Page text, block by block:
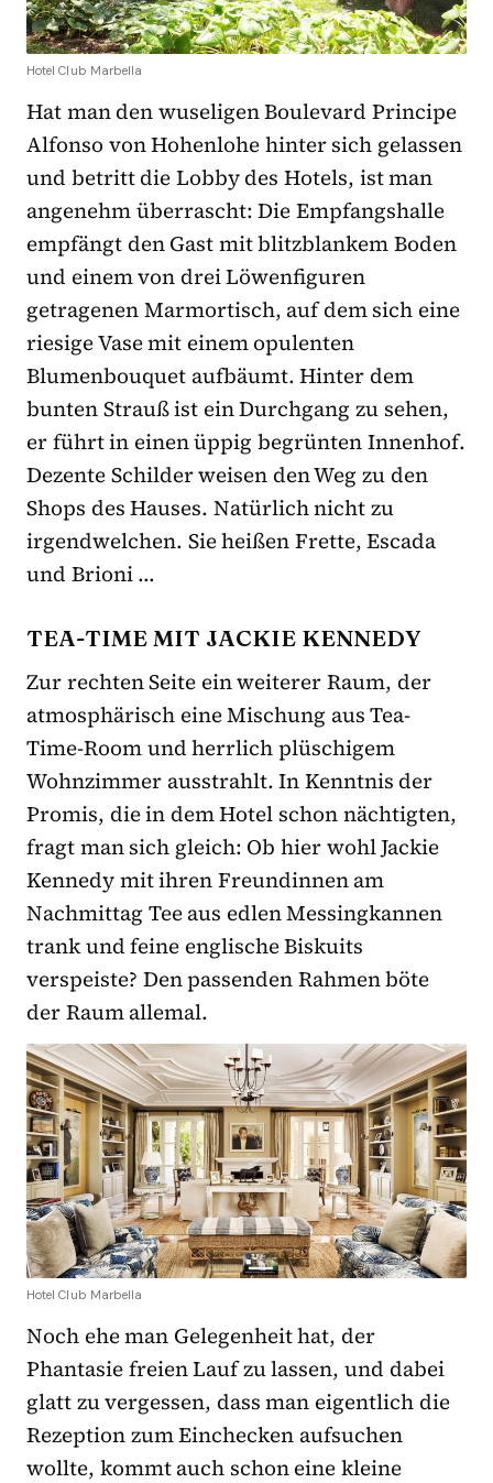
Hotel Club Marbella
Hat man den wuseligen Boulevard Principe
Alfonso von Hohenlohe hinter sich gelassen
und betritt die Lobby des Hotels, ist man
angenehm überrascht: Die Empfangshalle
empfängt den Gast mit blitzblankem Boden
und einem von drei Löwenfiguren
getragenen Marmortisch, auf dem sich eine
riesige Vase mit einem opulenten
Blumenbouquet aufbäumt. Hinter dem
bunten Strauß ist ein Durchgang zu sehen,
er führt in einen üppig begrünten Innenhof.
Dezente Schilder weisen den Weg zu den
Shops des Hauses. Natürlich nicht zu
irgendwelchen. Sie heißen Frette, Escada
und Brioni …
TEA-TIME MIT JACKIE KENNEDY
Zur rechten Seite ein weiterer Raum, der
atmosphärisch eine Mischung aus Tea-
Time-Room und herrlich plüschigem
Wohnzimmer ausstrahlt. In Kenntnis der
Promis, die in dem Hotel schon nächtigten,
fragt man sich gleich: Ob hier wohl Jackie
Kennedy mit ihren Freundinnen am
Nachmittag Tee aus edlen Messingkannen
trank und feine englische Biskuits
verspeiste? Den passenden Rahmen böte
der Raum allemal.
Hotel Club Marbella
Noch ehe man Gelegenheit hat, der
Phantasie freien Lauf zu lassen, und dabei
glatt zu vergessen, dass man eigentlich die
Rezeption zum Einchecken aufsuchen
wollte, kommt auch schon eine kleine